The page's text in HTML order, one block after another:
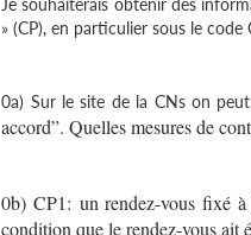
Je souhaiterais obtenir des
» (CP), en particulier sous le code
0a) Sur le site de la CNs on
accord”. Quelles mesures de
0b) CP1: un rendez-vous fixé
condition que le rendez-vous ait